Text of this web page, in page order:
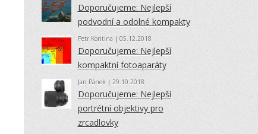
Doporučujeme: Nejlepší
podvodní a odolné kompakty
Petr Koritina | 05.12.2018
Doporučujeme: Nejlepší
kompaktní fotoaparáty
Jan Pánek| 29.10.2018
Doporučujeme: Nejlepší
portrétní objektivy pro
zrcadlovky